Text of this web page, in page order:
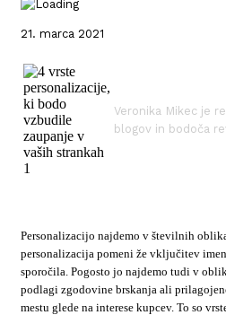
21. marca 2021
Veronika Mikec je
blogov in bodoča
Personalizacijo najdemo v številnih
personalizacija pomeni že vključitev
sporočila. Pogosto jo najdemo tudi v
podlagi zgodovine brskanja ali
mestu glede na interese kupcev. To so